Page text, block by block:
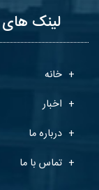
لینک
خانه
اخبار
درباره ما
تماس با ما